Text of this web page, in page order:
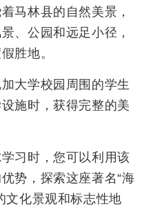
马林县的自然美景，
、公园和远足小径，
胜地。
大学校园周围的学生
施时，获得完整的美
习时，您可以利用该
势，探索这座著名“海
文化景观和标志性地